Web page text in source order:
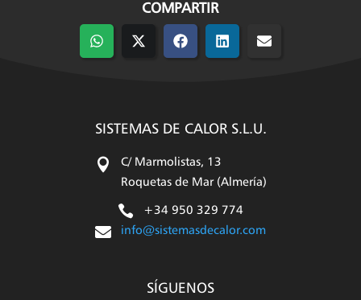
COMPARTIR
Compartir
en
CompartirCompartir
en
Compartir
en
Compartir
SISTEMAS DE CALOR S.L.U.

C/ Marmolistas, 13
Roquetas de Mar (Almería)
 +34 950 329 774
 info@sistemasdecalor.com
SÍGUENOS